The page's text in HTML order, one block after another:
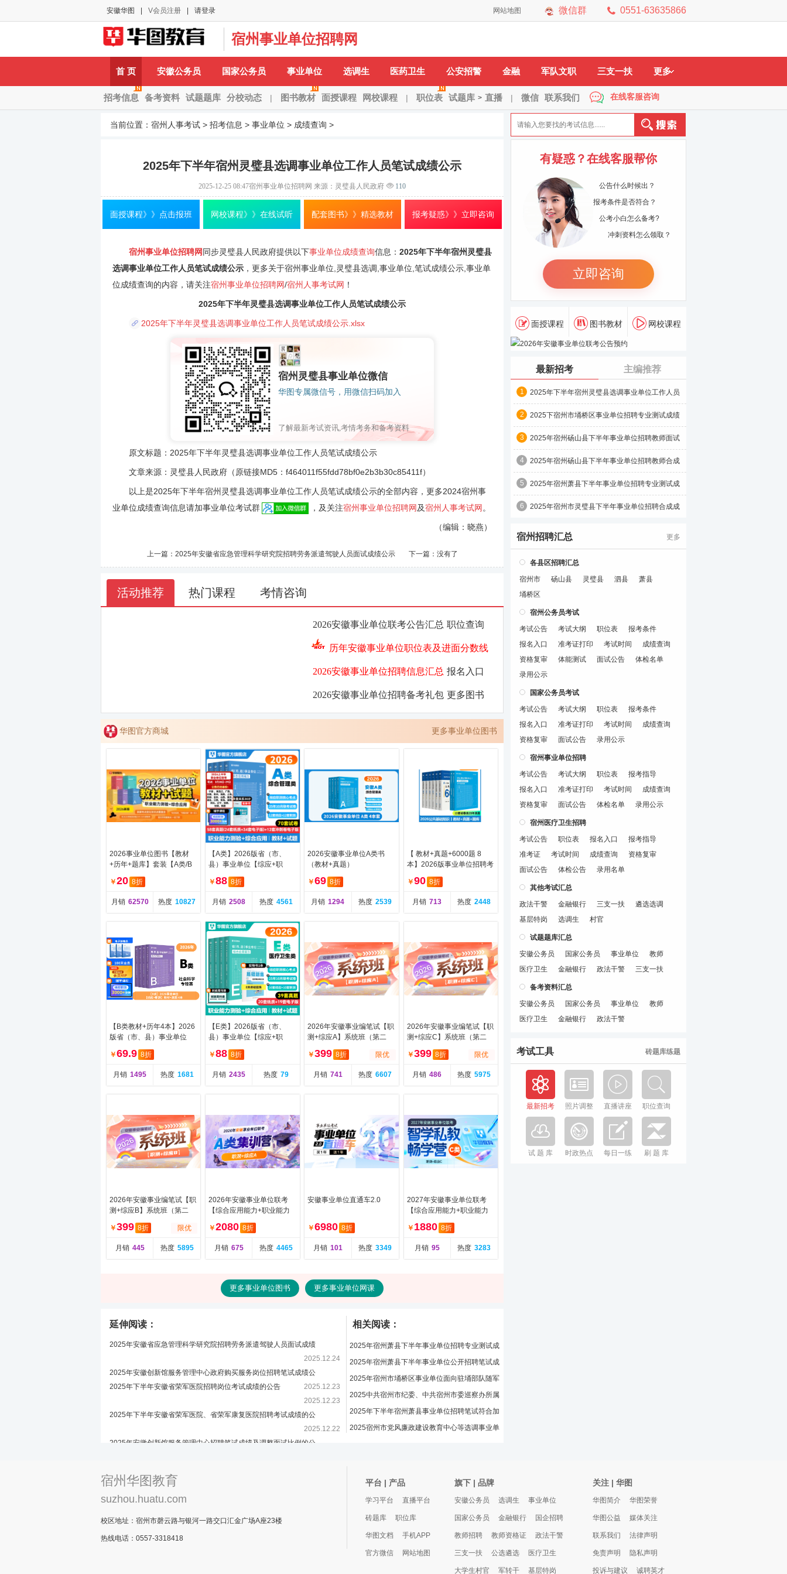
安徽华图 V会员注册 请登录 微信群 0551-63635866
网站地图
宿州事业单位招聘网
A-H： 安徽省安庆市 蚌埠市 亳州市巢湖市 池州市滁州市阜阳市 合肥市 H-X： 淮北市淮南市 黄山市六安市马鞍山 铜陵市宿州市 芜湖市宣城市
首 页 安徽公务员 国家公务员 事业单位 选调生 医药卫生 公安招警 金融 军队文职 三支一扶 更多
招考信息 备考资料 试题题库 分校动态 | 图书教材 面授课程 网校课程 | 职位表 试题库 > 直播 | 微信 联系我们 在线客服咨询
当前位置： 宿州人事考试 > 招考信息 > 事业单位 > 成绩查询 >
2025年下半年宿州灵璧县选调事业单位工作人员笔试成绩公示
2025-12-25 08:47宿州事业单位招聘网 来源：灵璧县人民政府 110
面授课程》》点击报班 网校课程》》在线试听 配套图书》》精选教材 报考疑惑》》立即咨询
宿州事业单位招聘网同步灵璧县人民政府提供以下事业单位成绩查询信息： 2025年下半年宿州灵璧县
选调事业单位工作人员笔试成绩公示 ，更多关于宿州事业单位,灵璧县选调,事业单位,笔试成绩公示,事业单
位成绩查询的内容，请关注宿州事业单位招聘网/宿州人事考试网 ！
2025年下半年灵璧县选调事业单位工作人员笔试成绩公示
2025年下半年灵璧县选调事业单位工作人员笔试成绩公示.xlsx
宿州灵璧县事业单位微信
华图专属微信号，用微信扫码加入
了解最新考试资讯,考情考务和备考资料
原文标题：2025年下半年灵璧县选调事业单位工作人员笔试成绩公示
文章来源：灵璧县人民政府（原链接MD5：f464011f55fdd78bf0e2b3b30c85411f）
以上是2025年下半年宿州灵璧县选调事业单位工作人员笔试成绩公示的全部内容，更多2024宿州事
业单位成绩查询信息请加事业单位考试群
，及关注宿州事业单位招聘网及宿州人事考试网 。
（编辑：晓燕）
上一篇： 2025年安徽省应急管理科学研究院招聘劳务派遣驾驶人员面试成绩公示 下一篇：没有了
活动推荐 热门课程 考情咨询
2026安徽事业单位联考公告汇总 职位查询
历年安徽事业单位职位表及进面分数线
2026安徽事业单位招聘信息汇总 报名入口
2026安徽事业单位招聘备考礼包 更多图书
华图官方商城 更多事业单位图书
2026事业单位图书【教材
+历年+题库】套装【A类/B
类/C类/D类/E类自选】
￥20 8折
月销 62570 热度 10827
【A类】2026版省（市、
县）事业单位【综应+职
测】教材+真题 4本
￥88 8折
月销 2508 热度 4561
2026安徽事业单位A类书
（教材+真题）
￥69 8折
月销 1294 热度 2539
【 教材+真题+6000题 8
本】2026版事业单位招聘考
试专用教材：公共基础知识
￥90 8折
月销 713 热度 2448
【B类教材+历年4本】2026
版省（市、县）事业单位
（职业能力倾向测验+综合
应用能力）教
￥69.9 8折
月销 1495 热度 1681
【E类】2026版省（市、
县）事业单位【综应+职
测】教材+真题 4本
￥88 8折
月销 2435 热度 79
2026年安徽事业编笔试【职
测+综应A】系统班（第二
期）（含图书）
￥399 8折 限优
月销 741 热度 6607
2026年安徽事业编笔试【职
测+综应C】系统班（第二
期）（含图书）
￥399 8折 限优
月销 486 热度 5975
2026年安徽事业编笔试【职
测+综应B】系统班（第二
￥399 8折 限优
月销 445 热度 5895
2026年安徽事业单位联考
【综合应用能力+职业能力
期（含图书）
￥2080 8折
月销 675 热度 4465
安徽事业单位直通车2.0
￥6980 8折
月销 101 热度 3349
2027年安徽事业单位联考
【综合应用能力+职业能力
学营（含图书）
￥ 1880 8折
月销 95 热度 3283
更多事业单位图书 更多事业单位网课
延伸阅读：
2025年安徽省应急管理科学研究院招聘劳务派遣驾驶人员面试成绩
2025.12.24
2025年安徽创新馆服务管理中心政府购买服务岗位招聘笔试成绩公
2025.12.23
2025年下半年安徽省荣军医院招聘岗位考试成绩的公告
2025.12.23
2025年下半年安徽省荣军医院、省荣军康复医院招聘考试成绩的公
2025.12.22
2025年安徽创新馆服务管理中心招聘笔试成绩及调整面试比例的公
相关阅读：
2025年宿州萧县下半年事业单位招聘专业测试成
绩及最终成绩的公
2025年宿州萧县下半年事业单位公开招聘笔试成
绩公告
2025年宿州市埇桥区事业单位面向驻埇部队随军
家属招聘笔试成绩
2025中共宿州市纪委、中共宿州市委巡察办所属
事业单位选调笔试
2025年下半年宿州萧县事业单位招聘笔试符合加
分条件的人员公示
2025宿州市党风廉政建设教育中心等选调事业单
有疑惑？在线客服帮你
公告什么时候出？
报考条件是否符合？
公考小白怎么备考?
冲刺资料怎么领取？
立即咨询
面授课程 图书教材 网校课程
最新招考 主编推荐
1
2025年下半年宿州灵璧县选调事业单位工作人员
笔试成绩公示
2
2025下宿州市埇桥区事业单位招聘专业测试成绩
及最终成绩公示
3
2025年宿州砀山县下半年事业单位招聘教师面试
成绩公示
4
2025年宿州砀山县下半年事业单位招聘教师合成
成绩公示
5
2025年宿州萧县下半年事业单位招聘专业测试成
绩及最终成绩的
6
2025年宿州市灵璧县下半年事业单位招聘合成成
宿州招聘汇总 更多
各县区招聘汇总
宿州市
砀山县 灵璧县 泗县
萧县
埇桥区
宿州公务员考试
考试公告
考试大纲 职位表
报考条件
报名入口
准考证打印 考试时间
成绩查询
资格复审
体能测试 面试公告
体检名单
录用公示
国家公务员考试
考试公告
考试大纲 职位表
报考条件
报名入口
准考证打印 考试时间
成绩查询
资格复审
面试公告 录用公示
宿州事业单位招聘
考试公告
考试大纲 职位表
报考指导
报名入口
准考证打印 考试时间
成绩查询
资格复审
面试公告 体检名单 录用公示
宿州医疗卫生招聘
考试公告
职位表 报名入口
报考指导
准考证
考试时间 成绩查询
资格复审
面试公告
体检公告 录用名单
其他考试汇总
政法干警
金融银行 三支一扶
遴选选调
基层特岗
选调生 村官
试题题库汇总
安徽公务员
国家公务员 事业单位
教师
医疗卫生
金融银行 政法干警 三支一扶
备考资料汇总
安徽公务员
国家公务员 事业单位
教师
医疗卫生
金融银行 政法干警
考试工具 砖题库练题
最新招考 照片调整 直播讲座 职位查询
试 题 库 时政热点 每日一练 刷 题 库
宿州华图教育
suzhou.huatu.com
校区地址：宿州市磬云路与银河一路交口汇金广场A座23楼
热线电话：0557-3318418
平台 | 产品
学习平台 直播平台
砖题库 职位库
华图文档 手机APP
官方微信 网站地图
旗下 | 品牌
安徽公务员 选调生 事业单位
国家公务员 金融银行 国企招聘
教师招聘 教师资格证 政法干警
三支一扶 公选遴选 医疗卫生
大学生村官 军转干 基层特岗
关注 | 华图
华图简介 华图荣誉
华图公益 媒体关注
联系我们 法律声明
免责声明 隐私声明
投诉与建议 诚聘英才